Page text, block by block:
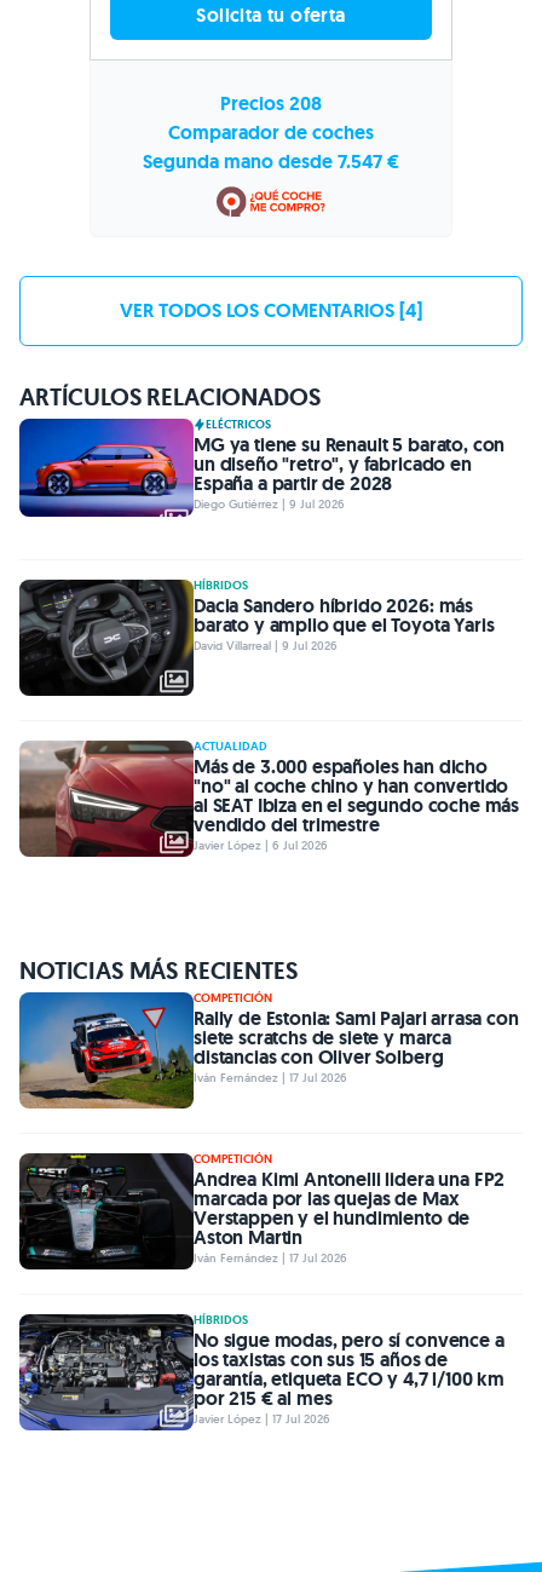
Solicita tu oferta
Precios 208
Comparador de coches
Segunda mano desde 7.547 €
VER TODOS LOS COMENTARIOS [4]
ARTÍCULOS RELACIONADOS
ELÉCTRICOS
MG ya tiene su Renault 5 barato, con
un diseño "retro", y fabricado en
España a partir de 2028
Diego Gutiérrez | 9 Jul 2026
HÍBRIDOS
Dacia Sandero híbrido 2026: más
barato y amplio que el Toyota Yaris
David Villarreal | 9 Jul 2026
ACTUALIDAD
Más de 3.000 españoles han dicho
"no" al coche chino y han convertido
al SEAT Ibiza en el segundo coche más
vendido del trimestre
Javier López | 6 Jul 2026
NOTICIAS MÁS RECIENTES
COMPETICIÓN
Rally de Estonia: Sami Pajari arrasa con
siete scratchs de siete y marca
distancias con Oliver Solberg
Iván Fernández | 17 Jul 2026
COMPETICIÓN
Andrea Kimi Antonelli lidera una FP2
marcada por las quejas de Max
Verstappen y el hundimiento de
Aston Martin
Iván Fernández | 17 Jul 2026
HÍBRIDOS
No sigue modas, pero sí convence a
los taxistas con sus 15 años de
garantía, etiqueta ECO y 4,7 l/100 km
por 215 € al mes
Javier López | 17 Jul 2026